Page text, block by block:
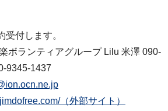
受付します。
ボランティアグループ Lilu 米澤 090-
9345-1437
（外部サイト）